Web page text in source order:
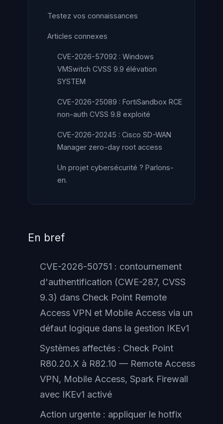
Testez vos connaissances
Articles connexes
CVE-2026-57092 : Windows
VMSwitch CVSS 9.9 élévation
SYSTEM
CVE-2026-25089 : FortiSandbox RCE
non-auth CVSS 9.8 exploité
CVE-2026-20245 : Cisco SD-WAN
Manager zero-day root access
Un projet cybersécurité ? Parlons-
en.
En bref
CVE-2026-50751 : contournement
d'authentification (CWE-287, CVSS
9.3) dans Check Point Remote
Access VPN et Mobile Access via un
défaut logique dans la gestion IKEv1
Systèmes affectés : Check Point
R80.20.X à R82.10 — Remote Access
VPN, Mobile Access, Spark Firewall
avec IKEv1 activé
Action urgente : appliquer le hotfix